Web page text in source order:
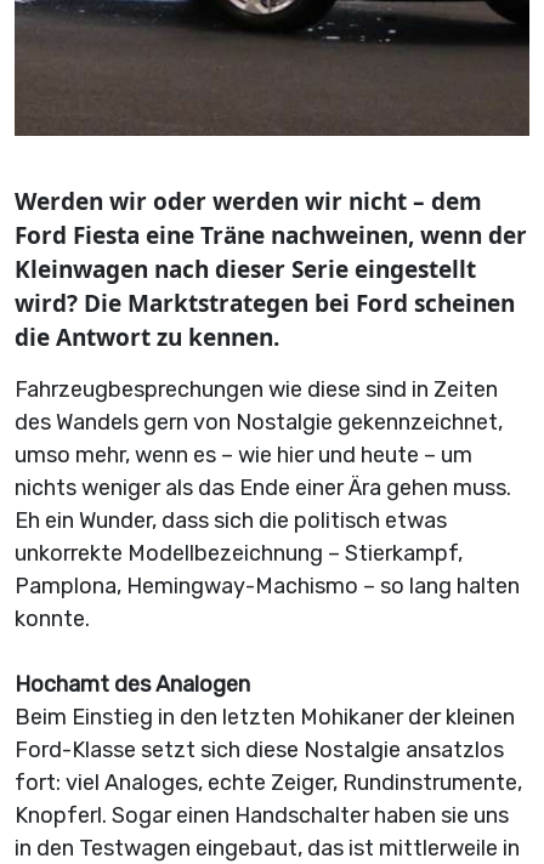
Werden wir oder werden wir nicht – dem
Ford Fiesta eine Träne nachweinen, wenn der
Kleinwagen nach dieser Serie eingestellt
wird? Die Marktstrategen bei Ford scheinen
die Antwort zu kennen.
Fahrzeugbesprechungen wie diese sind in Zeiten
des Wandels gern von Nostalgie gekennzeichnet,
umso mehr, wenn es – wie hier und heute – um
nichts weniger als das Ende einer Ära gehen muss.
Eh ein Wunder, dass sich die politisch etwas
unkorrekte Modellbezeichnung – Stierkampf,
Pamplona, Hemingway-Machismo – so lang halten
konnte.
Hochamt des Analogen
Beim Einstieg in den letzten Mohikaner der kleinen
Ford-Klasse setzt sich diese Nostalgie ansatzlos
fort: viel Analoges, echte Zeiger, Rundinstrumente,
Knopferl. Sogar einen Handschalter haben sie uns
in den Testwagen eingebaut, das ist mittlerweile in